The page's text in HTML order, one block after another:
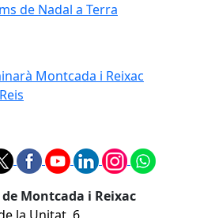
de Nadal a Terra
Montcada i Reixac
Montcada i Reixac